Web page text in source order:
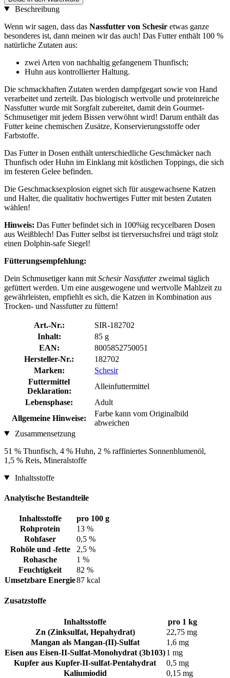
Beschreibung
Wenn wir sagen, dass das Nassfutter von Schesir etwas ganze
besonderes ist, dann meinen wir das auch! Das Futter enthält 100 %
natürliche Zutaten aus:
zwei Arten von nachhaltig gefangenem Thunfisch;
Huhn aus kontrollierter Haltung.
Die schmackhaften Zutaten werden dampfgegart sowie von Hand
verarbeitet und zerteilt. Das biologisch wertvolle und proteinreiche
Nassfutter wurde mit Sorgfalt zubereitet, damit dein Gourmet-
Schmusetiger mit jedem Bissen verwöhnt wird! Darum enthält das
Futter keine chemischen Zusätze, Konservierungsstoffe oder
Farbstoffe.
Das Futter in Dosen enthält unterschiedliche Geschmäcker nach
Thunfisch oder Huhn im Einklang mit köstlichen Toppings, die sich
im festeren Gelee befinden.
Die Geschmacksexplosion eignet sich für ausgewachsene Katzen
und Halter, die qualitativ hochwertiges Futter mit besten Zutaten
wählen!
Hinweis: Das Futter befindet sich in 100%ig recycelbaren Dosen
aus Weißblech! Das Futter selbst ist tierversuchsfrei und trägt stolz
einen Dolphin-safe Siegel!
Fütterungsempfehlung:
Dein Schmusetiger kann mit Schesir Nassfutterzweimal täglich
gefüttert werden. Um eine ausgewogene und wertvolle Mahlzeit zu
gewährleisten, empfiehlt es sich, die Katzen in Kombination aus
Trocken- und Nassfutter zu füttern!
Art.-Nr.:
SIR-182702
Inhalt:
85 g
EAN:
8005852750051
Hersteller-Nr.:
182702
Marken:
Schesir
Futtermittel
Deklaration:
Alleinfuttermittel
Lebensphase:
Adult
Allgemeine Hinweise:
Farbe kann vom Originalbild
abweichen
Zusammensetzung
51 % Thunfisch, 4 % Huhn, 2 % raffiniertes Sonnenblumenöl,
1,5 % Reis, Mineralstoffe
Inhaltsstoffe
Analytische Bestandteile
Inhaltsstoffe
pro 100 g
Rohprotein
13 %
Rohfaser
0,5 %
Rohöle und -fette
2,5 %
Rohasche
1 %
Feuchtigkeit
82 %
Umsetzbare Energie87 kcal
Zusatzstoffe
Inhaltsstoffe
pro 1 kg
Zn (Zinksulfat, Hepahydrat)
22,75 mg
Mangan als Mangan-(II)-Sulfat
1,6 mg
Eisen aus Eisen-II-Sulfat-Monohydrat (3b103)1 mg
Kupfer aus Kupfer-II-sulfat-Pentahydrat
0,5 mg
Kaliumiodid
0,15 mg